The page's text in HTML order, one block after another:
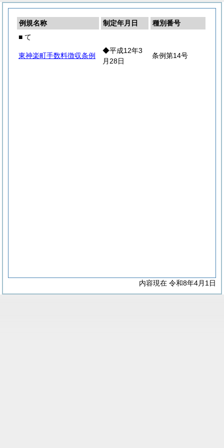
例規名称 制定年月日
種別番号
■ て
東神楽町手数料徴収条例
◆平成12年3
月28日
条例第14号
内容現在 令和8年4月1日